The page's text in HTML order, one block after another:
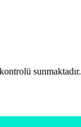
sunmaktadır.